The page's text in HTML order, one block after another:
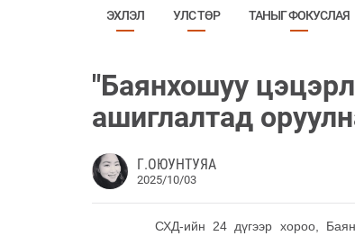
ЭХЛЭЛ УЛС ТӨР ТАНЫГ ФОКУСЛАЯ
"Баянхошуу
ашиглалтад
Г.ОЮУНТУЯА
2025/10/03
СХД-ийн 24 дүгээр хороо,